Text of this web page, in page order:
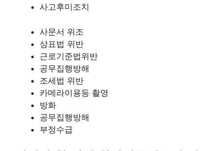
사고후미조치
사문서 위조
상표법 위반
근로기준법위반
공무집행방해
조세법 위반
카메라이용등 촬영
방화
공무집행방해
부정수급